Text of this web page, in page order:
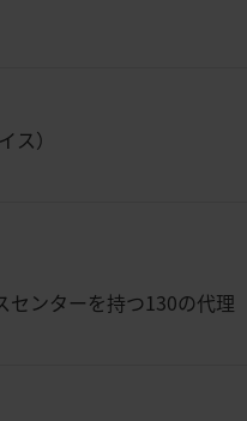
ス）
センターを持つ130の代理